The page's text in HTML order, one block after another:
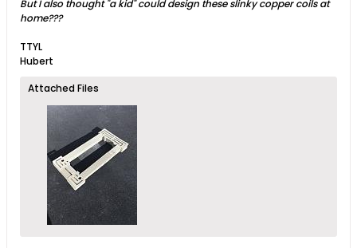
But I also thought "a kid" could design these slinky copper coils at
home???
TTYL
Hubert
Attached Files